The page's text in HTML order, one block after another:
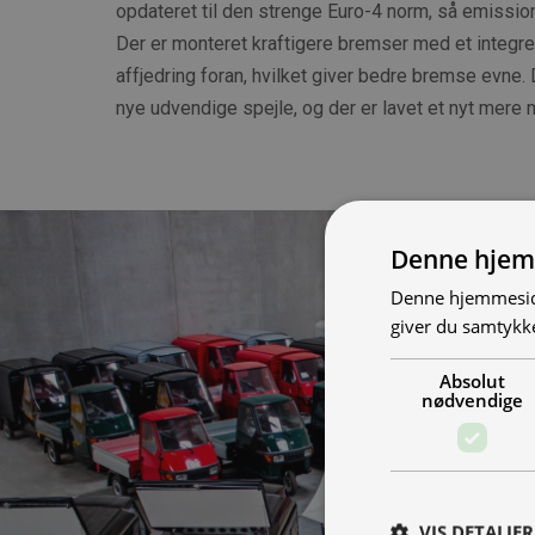
opdateret til den strenge Euro-4 norm, så
Der er monteret kraftigere bremser med et
affjedring foran, hvilket giver bedre bremse evne.
nye udvendige spejle, og der er lavet et nyt mere
Denne
Denne
giver du
Absolut
nødvendige